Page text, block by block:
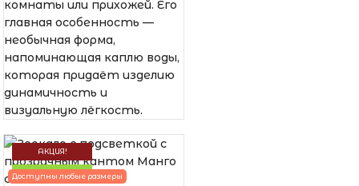
комнаты или прихожей. Его
главная особенность —
необычная форма,
напоминающая каплю воды,
которая придаёт изделию
динамичность и
визуальную лёгкость.
АКЦИЯ!
НОВИНКА
Доступны любые размеры